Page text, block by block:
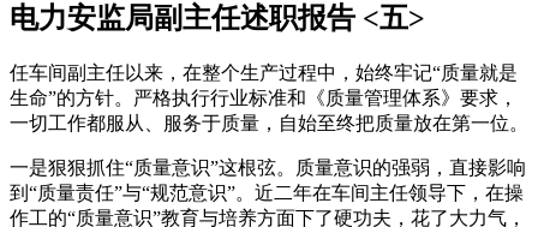
电力安监局副主任述职报告 <五>
任车间副主任以来，在整个生产过程中，始终牢记“质量就是
生命”的方针。严格执行行业标准和《质量管理体系》要求，
一切工作都服从、服务于质量，自始至终把质量放在第一位。
一是狠狠抓住“质量意识”这根弦。质量意识的强弱，直接影响
到“质量责任”与“规范意识”。近二年在车间主任领导下，在操
作工的“质量意识”教育与培养方面下了硬功夫，花了大力气，